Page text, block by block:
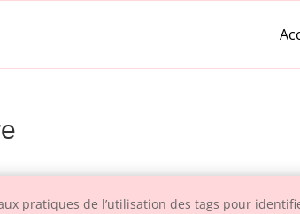
pratiques de l’utilisation des tags pour